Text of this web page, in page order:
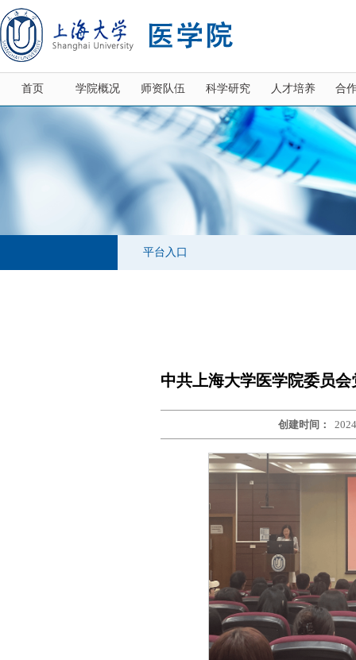
首页 学院概况 师资队伍 科学研究 人才培养 合
平台入口
中共上海大学医学院委员
创建时间：